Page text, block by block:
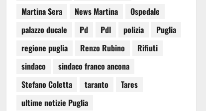
Martina Sera
News Martina
Ospedale
palazzo ducale
Pd Pdl polizia
Puglia
regione puglia
Renzo Rubino
Rifiuti
sindaco
sindaco franco ancona
Stefano Coletta
taranto
Tares
ultime notizie Puglia